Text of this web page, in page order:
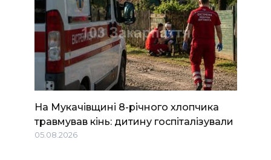
На Мукачівщині 8-річного хлопчика
травмував кінь: дитину госпіталізували
05.08.2026